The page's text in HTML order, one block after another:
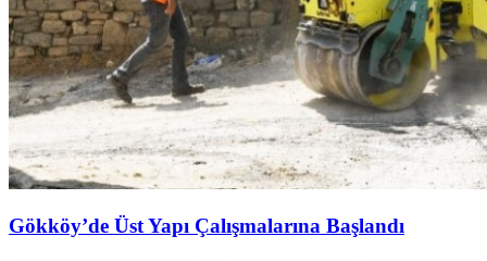
Gökköy’de Üst Yapı Çalışmalarına Başlandı